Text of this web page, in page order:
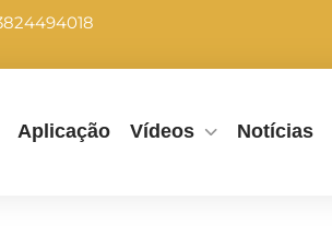
Aplicação Vídeos Notícias